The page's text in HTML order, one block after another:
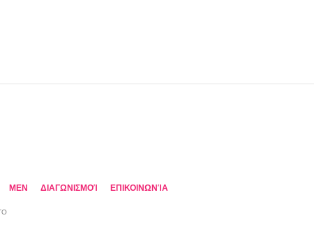
MEN ΔΙΑΓΩΝΙΣΜΟΊ ΕΠΙΚΟΙΝΩΝΊΑ